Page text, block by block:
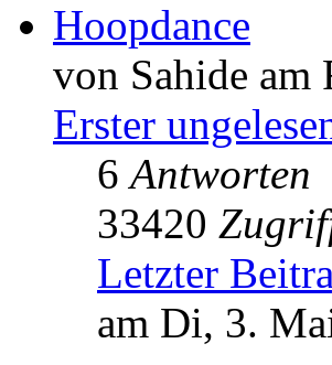
Hoopdance
von Sahide am
Erster
6Antworten
33420
Letzter
am Di, 3.